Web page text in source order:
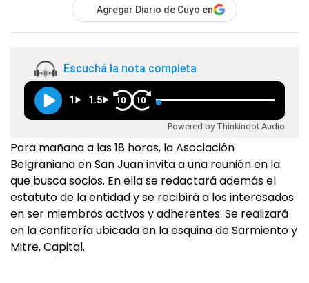
Agregar Diario de Cuyo en
Escuchá la nota completa
1 1.5 10 10
Powered by Thinkindot Audio
Para mañana a las 18 horas, la Asociación
Belgraniana en San Juan invita a una reunión en la
que busca socios. En ella se redactará además el
estatuto de la entidad y se recibirá a los interesados
en ser miembros activos y adherentes. Se realizará
en la confitería ubicada en la esquina de Sarmiento y
Mitre, Capital.